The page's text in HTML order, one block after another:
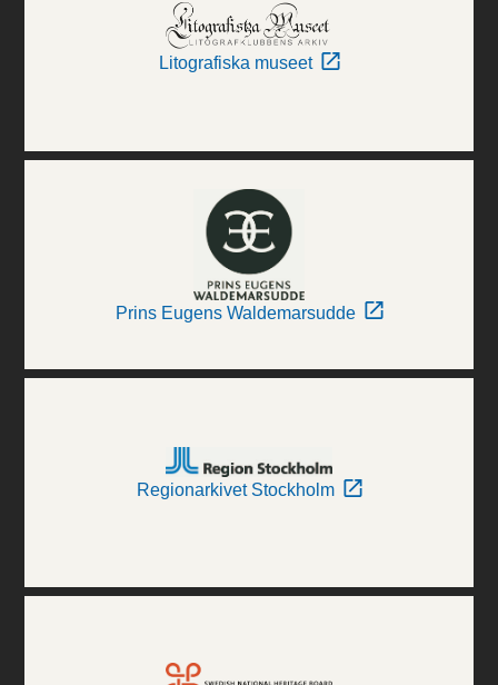
Litografiska museet
Prins Eugens Waldemarsudde
Regionarkivet Stockholm